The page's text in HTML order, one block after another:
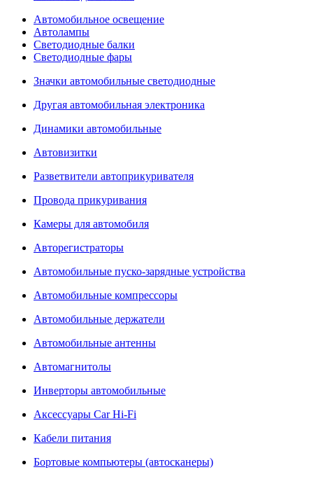
Автомобильное освещение
Автолампы
Светодиодные балки
Светодиодные фары
Значки автомобильные светодиодные
Другая автомобильная электроника
Динамики автомобильные
Автовизитки
Разветвители автоприкуривателя
Провода прикуривания
Камеры для автомобиля
Авторегистраторы
Автомобильные пуско-зарядные устройства
Автомобильные компрессоры
Автомобильные держатели
Автомобильные антенны
Автомагнитолы
Инверторы автомобильные
Аксессуары Car Hi-Fi
Кабели питания
Бортовые компьютеры (автосканеры)